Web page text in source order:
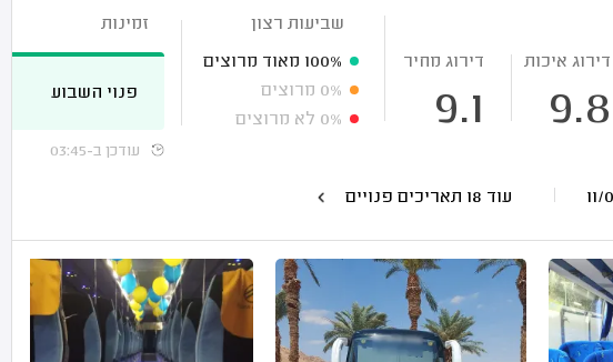
דירוג איכות
9.8
דירוג מחיר
9.1
שביעות רצון
100% מאוד מרוצים
0% מרוצים
0% לא מרוצים
זמינות
פנוי השבוע
עודכן ב-03:45
עוד 18 תאריכים פנויים